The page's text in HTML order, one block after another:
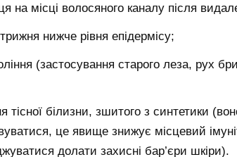
на місці волосяного каналу після
нижче рівня епідермісу;
(застосування старого леза, рух
тісної білизни, зшитого з синтетики
це явище знижує місцевий
долати захисні бар’єри шкіри).